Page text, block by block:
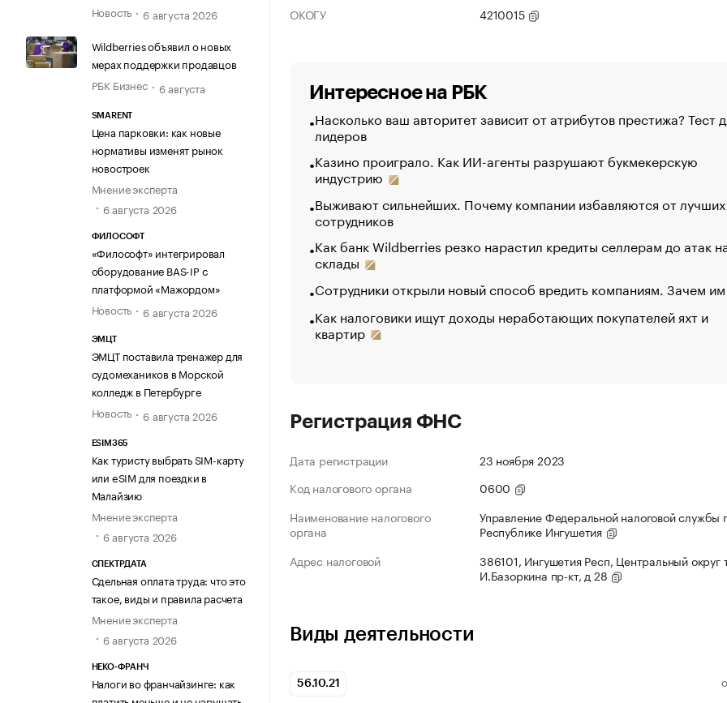
Новость
6 августа 2026
Wildberries объявил о новых
мерах поддержки продавцов
РБК Бизнес
6 августа
SMARENT
Цена парковки: как новые
нормативы изменят рынок
новостроек
Мнение эксперта
6 августа 2026
ФИЛОСОФТ
«Философт» интегрировал
оборудование BAS-IP с
платформой «Мажордом»
Новость
6 августа 2026
ЭМЦТ
ЭМЦТ поставила тренажер для
судомехаников в Морской
колледж в Петербурге
Новость
6 августа 2026
ESIM365
Как туристу выбрать SIM-карту
или eSIM для поездки в
Малайзию
Мнение эксперта
6 августа 2026
СПЕКТРДАТА
Сдельная оплата труда: что это
такое, виды и правила расчета
Мнение эксперта
6 августа 2026
НЕКО-ФРАНЧ
Налоги во франчайзинге: как
ОКОГУ
4210015
Интересное на РБК
Насколько ваш авторитет зависит от атрибутов престижа? Тест
лидеров
Казино проиграло. Как ИИ-агенты разрушают букмекерскую
индустрию
Выживают сильнейших. Почему компании избавляются от лучших
сотрудников
Как банк Wildberries резко нарастил кредиты селлерам до атак
склады
Сотрудники открыли новый способ вредить компаниям. Зачем
Как налоговики ищут доходы неработающих покупателей яхт и
квартир
Регистрация ФНС
Дата регистрации
23 ноября 2023
Код налогового органа
0600
Наименование налогового
органа
Управление Федеральной налоговой службы
Республике Ингушетия
Адрес налоговой
386101, Ингушетия Респ, Центральный округ
И.Базоркина пр-кт, д 28
Виды деятельности
56.10.21